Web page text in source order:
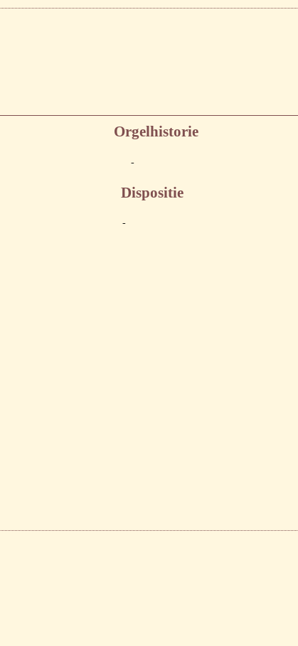
Orgelhistorie
-
Dispositie
-